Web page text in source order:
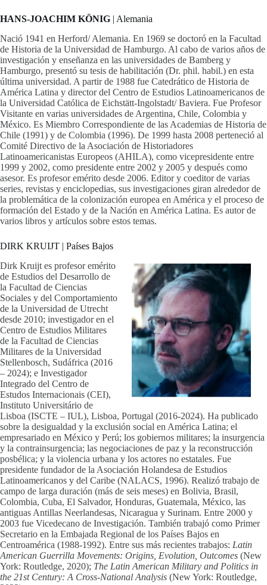
HANS-JOACHIM KÖNIG | Alemania
Nació 1941 en Herford/ Alemania. En 1969 se doctoró en la Facultad
de Historia de la Universidad de Hamburgo. Al cabo de varios años de
investigación y enseñanza en las universidades de Bamberg y
Hamburgo, presentó su tesis de habilitación (Dr. phil. habil.) en esta
última universidad. A partir de 1988 fue Catedrático de Historia de
América Latina y director del Centro de Estudios Latinoamericanos de
la Universidad Católica de Eichstätt-Ingolstadt/ Baviera. Fue Profesor
Visitante en varias universidades de Argentina, Chile, Colombia y
México. Es Miembro Correspondiente de las Academias de Historia de
Chile (1991) y de Colombia (1996). De 1999 hasta 2008 perteneció al
Comité Directivo de la Asociación de Historiadores
Latinoamericanistas Europeos (AHILA), como vicepresidente entre
1999 y 2002, como presidente entre 2002 y 2005 y después como
asesor. Es profesor emérito desde 2006. Editor y coeditor de varias
series, revistas y enciclopedias, sus investigaciones giran alrededor de
la problemática de la colonización europea en América y el proceso de
formación del Estado y de la Nación en América Latina. Es autor de
varios libros y artículos sobre estos temas.
DIRK KRUIJT | Países Bajos
Dirk Kruijt es profesor emérito
de Estudios del Desarrollo de
la Facultad de Ciencias
Sociales y del Comportamiento
de la Universidad de Utrecht
desde 2010; investigador en el
Centro de Estudios Militares
de la Facultad de Ciencias
Militares de la Universidad
Stellenbosch, Sudáfrica (2016
– 2024); e Investigador
Integrado del Centro de
Estudos Internacionais (CEI),
Instituto Universitário de
Lisboa (ISCTE – IUL), Lisboa, Portugal (2016-2024). Ha publicado
sobre la desigualdad y la exclusión social en América Latina; el
empresariado en México y Perú; los gobiernos militares; la insurgencia
y la contrainsurgencia; las negociaciones de paz y la reconstrucción
posbélica; y la violencia urbana y los actores no estatales. Fue
presidente fundador de la Asociación Holandesa de Estudios
Latinoamericanos y del Caribe (NALACS, 1996). Realizó trabajo de
campo de larga duración (más de seis meses) en Bolivia, Brasil,
Colombia, Cuba, El Salvador, Honduras, Guatemala, México, las
antiguas Antillas Neerlandesas, Nicaragua y Surinam. Entre 2000 y
2003 fue Vicedecano de Investigación. También trabajó como Primer
Secretario en la Embajada Regional de los Países Bajos en
Centroamérica (1988-1992). Entre sus más recientes trabajos: Latin
American Guerrilla Movements: Origins, Evolution, Outcomes (New
York: Routledge, 2020); The Latin American Military and Politics in
the 21st Century: A Cross-National Analysis (New York: Routledge,